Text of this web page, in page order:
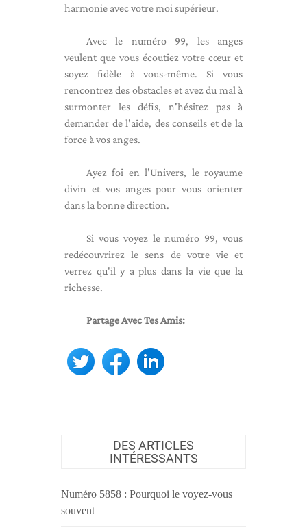
harmonie avec votre moi supérieur.
Avec le numéro 99, les anges
veulent que vous écoutiez votre cœur et
soyez fidèle à vous-même. Si vous
rencontrez des obstacles et avez du mal à
surmonter les défis, n'hésitez pas à
demander de l'aide, des conseils et de la
force à vos anges.
Ayez foi en l'Univers, le royaume
divin et vos anges pour vous orienter
dans la bonne direction.
Si vous voyez le numéro 99, vous
redécouvrirez le sens de votre vie et
verrez qu'il y a plus dans la vie que la
richesse.
Partage Avec Tes Amis:
DES ARTICLES
INTÉRESSANTS
Numéro 5858 : Pourquoi le voyez-vous
souvent